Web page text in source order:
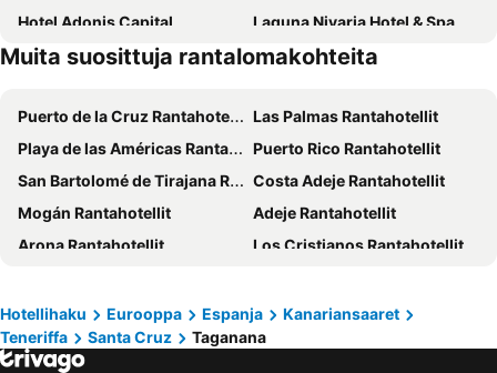
Hotel Adonis Capital
Laguna Nivaria Hotel & Spa
NH Tenerife
Hotel Principe Paz
Nava Suites
Hotel Las Cañadas
Urban Anaga Hotel
Casa Kilig
Hotel Nautico
La Laguna Gran Hotel
Hotel Escuela Santa Cruz
Hotel Océano Centro
Casapatrizia Appartamento compartido
Hotel Tanausu
Hotel Taro Santa Cruz
Il Sogno di Gio de la Laguna
Hotel Adonis La Suite
Eurostars Atlántida
Muita suosittuja rantalomakohteita
Puerto de la Cruz Rantahotellit
Las Palmas Rantahotellit
Playa de las Américas Rantahotellit
Puerto Rico Rantahotellit
San Bartolomé de Tirajana Rantahotellit
Costa Adeje Rantahotellit
Mogán Rantahotellit
Adeje Rantahotellit
Arona Rantahotellit
Los Cristianos Rantahotellit
Santa Cruz Rantahotellit
Golf del Sur Rantahotellit
San Miguel de Abona Rantahotellit
Puerto de Mogán Rantahotellit
Hotellihaku Eurooppa Espanja
Kanariansaaret
Teneriffa
Santa Cruz Taganana